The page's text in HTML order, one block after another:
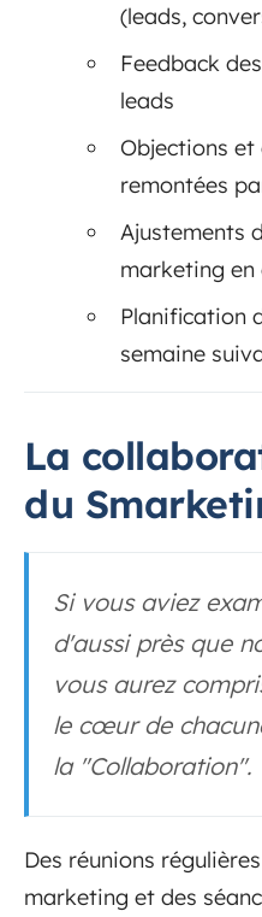
(leads,
Feedback
leads
Objections
remontées
Ajustements
marketing en
Planification
semaine
La
du
Si vous aviez
d'aussi près que
vous aurez
le cœur de
la "Collaboration".
Des réunions
marketing et des